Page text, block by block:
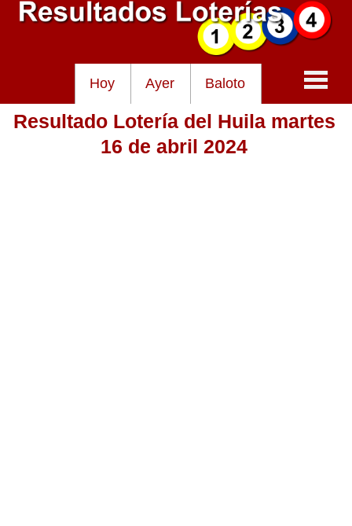
Hoy Ayer Baloto
Baloto
Resultado Lotería del Huila martes
16 de abril 2024